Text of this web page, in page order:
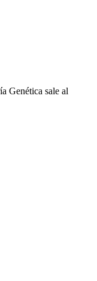
Genética sale al